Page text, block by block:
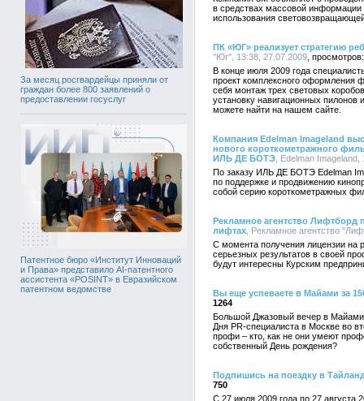
За месяц росгвардейцы приняли от
граждан более 800 заявлений о
предоставлении госуслуг
Патентное бюро «Институт Инноваций
и Права» представило AI-патентного
ассистента «POSINT» в Евразийском
патентном ведомстве
в средствах массовой
использования
ПК «ЮГ» реализует стратегию
"Юг", 13:38, 27.07.2009
В конце июля 2009 года
проект комплексного оформления
себя монтаж трех световых
установку навигационных пилонов
можете найти на нашем сайте.
Компания Edelman Imageland
нового короткометражного
ИЛЬ ДЕ БОТЭ , Edelman
По заказу ИЛЬ ДЕ БОТЭ Edelman
по поддержке и продвижению
собой серию короткометражных
Рекламное агентство Лифтборд
лифтах , Рекламное агентство
С момента получения лицензии на
серьезных результатов в своей
будут интересны Курским
Вы еще успеваете в Майами за
1264
Большой Джазовый вечер в
Дня PR-специалиста в Москве во
профи – кто, как не они умеют
собственный День рождения?
Подпишись на поездку в
750
С 27 июля 2009 года по 27 августа